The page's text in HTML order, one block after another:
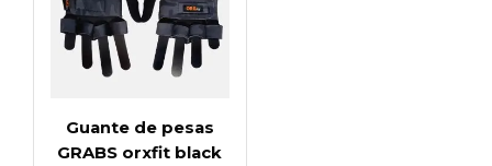
Guante de pesas
GRABS orxfit black